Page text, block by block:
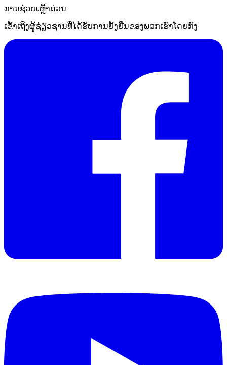
ການຊ່ວຍເຫຼືໍາດ່ວນ
ເຂົ້າເຖິງຜູ້ຊ່ຽວຊານທີ່ໄດ້ຮັບການຢັ້ງຢືນຂອງພວກເຮົາໂດຍກົງ